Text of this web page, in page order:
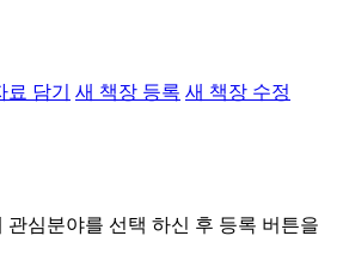
담기 새 책장 등록 새 책장 수정
관심분야를 선택 하신 후 등록 버튼을